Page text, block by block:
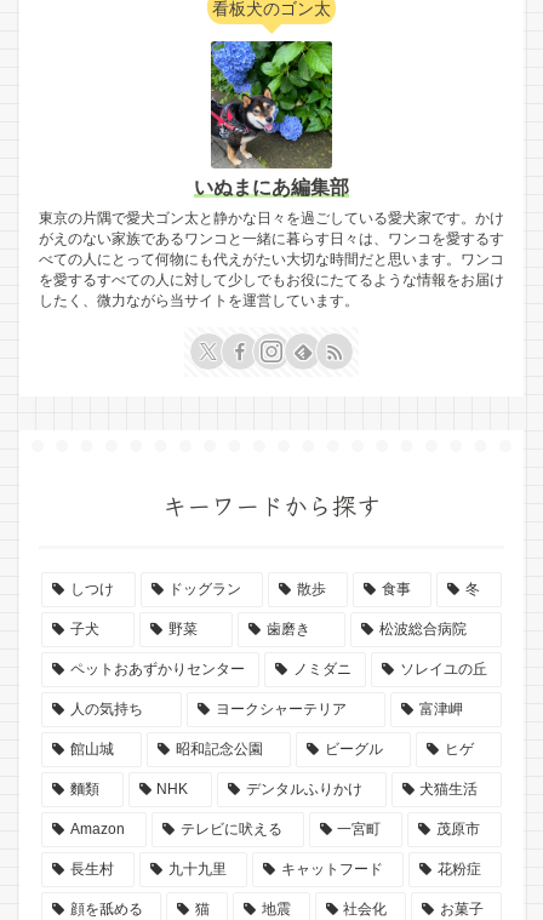
看板犬のゴン太
いぬまにあ編集部
東京の片隅で愛犬ゴン太と静かな日々を過ごしている愛犬家です。かけ
がえのない家族であるワンコと一緒に暮らす日々は、ワンコを愛するす
べての人にとって何物にも代えがたい大切な時間だと思います。ワンコ
を愛するすべての人に対して少しでもお役にたてるような情報をお届け
したく、微力ながら当サイトを運営しています。
キーワードから探す
しつけ ドッグラン 散歩 食事 冬
子犬 野菜 歯磨き 松波総合病院
ペットおあずかりセンター ノミダニ ソレイユの丘
人の気持ち ヨークシャーテリア 富津岬
館山城 昭和記念公園 ビーグル ヒゲ
麵類 NHK デンタルふりかけ 犬猫生活
Amazon テレビに吠える 一宮町 茂原市
長生村 九十九里 キャットフード 花粉症
顔を舐める 猫 地震 社会化 お菓子